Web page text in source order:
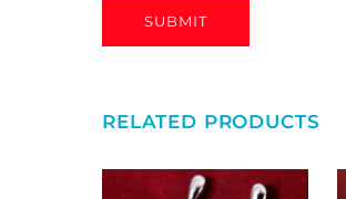
RELATED PRODUCTS